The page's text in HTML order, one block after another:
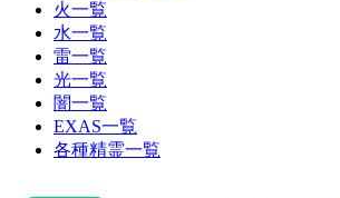
火一覧
水一覧
雷一覧
光一覧
闇一覧
EXAS一覧
各種精霊一覧